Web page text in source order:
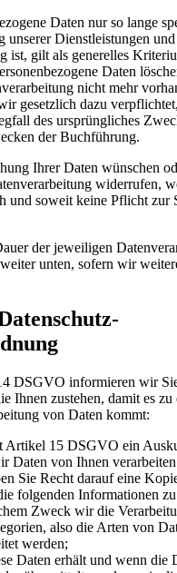
Daten nur so lange
unserer Dienstleistungen
ist, gilt als generelles
Daten
nicht mehr
gesetzlich dazu
des ursprüngliches
der Buchführung.
Ihrer Daten wünschen
widerrufen,
und soweit keine Pflicht zur
der jeweiligen
unten, sofern wir
DSGVO informieren wir
Ihnen zustehen, damit es
von Daten kommt:
Artikel 15 DSGVO ein
Daten von Ihnen
Sie Recht darauf eine
folgenden Informationen
Zweck wir die
also die Arten von
werden;
Daten erhält und wenn die